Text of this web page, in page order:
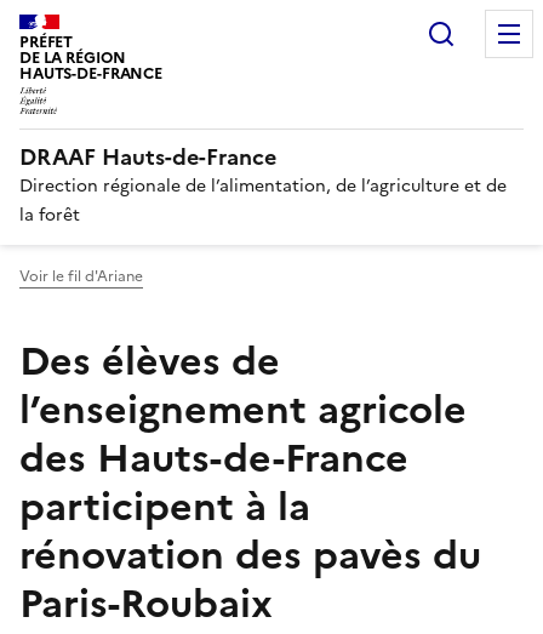
PRÉFET
DE LA RÉGION
HAUTS-DE-FRANCE
DRAAF Hauts-de-France
Direction régionale de l’alimentation, de l’agriculture et de
la forêt
Voir le fil d'Ariane
Des élèves de
l’enseignement agricole
des Hauts-de-France
participent à la
rénovation des pavès du
Paris-Roubaix